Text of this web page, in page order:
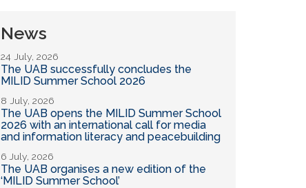
News
24 July, 2026
The UAB successfully concludes the
MILID Summer School 2026
8 July, 2026
The UAB opens the MILID Summer School
2026 with an international call for media
and information literacy and peacebuilding
6 July, 2026
The UAB organises a new edition of the
‘MILID Summer School’